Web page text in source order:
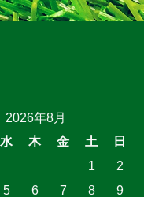
2026年8月
水 木 金 土
日
1
2
5 6 7 8 9